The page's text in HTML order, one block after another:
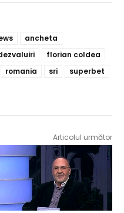
ancheta
florian coldea
romania sri
superbet
Articolul următor